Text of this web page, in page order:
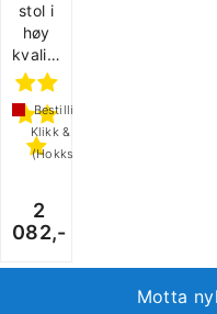
stol i
høy
kvalitet.
Bestillingsvare
Klikk & Hent
(Hokksund)
2
082,-
Motta